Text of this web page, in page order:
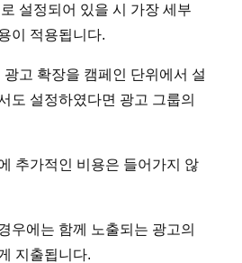
설정되어 있을 시 가장 세부
이 적용됩니다.
고 확장을 캠페인 단위에서 설
도 설정하였다면 광고 그룹의
추가적인 비용은 들어가지 않
우에는 함께 노출되는 광고의
지출됩니다.